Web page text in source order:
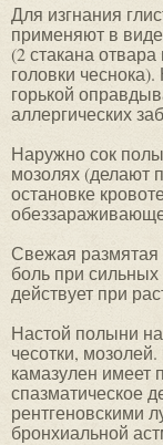
Для изгнания
применяют в
(2 стакана
головки
горькой
аллергических
Наружно сок
мозолях (делают
остановке
Свежая размятая
боль при
действует при
Настой полыни
чесотки,
камазулен имеет
спазматическое
рентгеновскими
бронхиальной